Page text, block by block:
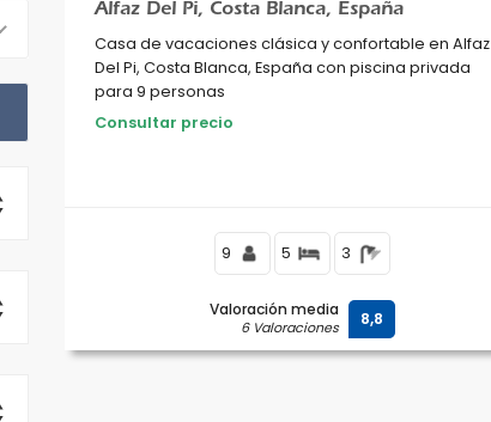
Alfaz Del Pi, Costa Blanca, España
Casa de vacaciones clásica y confortable en Alfaz
Del Pi, Costa Blanca, España con piscina privada
para 9 personas
Consultar precio
9 5 3
Valoración media
6 Valoraciones 8,8